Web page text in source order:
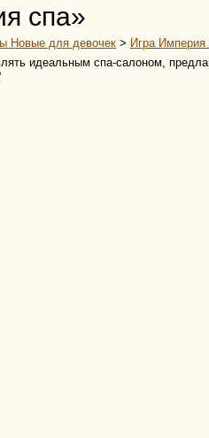
спа»
Новые для девочек > Игра Империя
идеальным спа-салоном,